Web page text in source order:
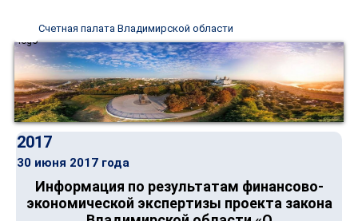
Счетная палата Владимирской области
2017
30 июня 2017 года
Информация по результатам финансово-
экономической экспертизы проекта закона